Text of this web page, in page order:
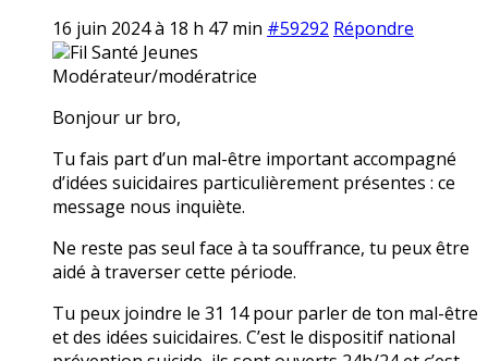
16 juin 2024 à 18 h 47 min #59292 Répondre
Fil Santé Jeunes
Modérateur/modératrice
Bonjour ur bro,
Tu fais part d’un mal-être important accompagné
d’idées suicidaires particulièrement présentes : ce
message nous inquiète.
Ne reste pas seul face à ta souffrance, tu peux être
aidé à traverser cette période.
Tu peux joindre le 31 14 pour parler de ton mal-être
et des idées suicidaires. C’est le dispositif national